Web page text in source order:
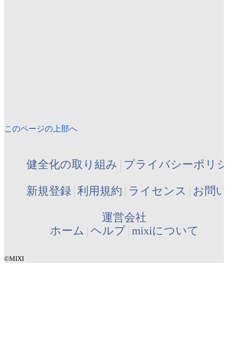
このページの上部へ
健全化の取り組み プライバシーポリ
新規登録 利用規約 ライセンス お問
運営会社
ホーム ヘルプ mixiについて
©MIXI